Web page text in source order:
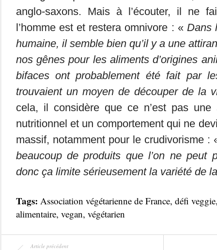
anglo-saxons. Mais à l’écouter, il ne
l’homme est et restera omnivore : « Dans
humaine, il semble bien qu’il y a une
nos gênes pour les aliments d’origines
bifaces ont probablement été fait par
trouvaient un moyen de découper de la
cela, il considère que ce n’est pas
nutritionnel et un comportement qui ne
massif, notamment pour le crudivorisme :
beaucoup de produits que l’on ne peut
donc ça limite sérieusement la variété de
Tags: Association végétarienne de France, défi veggie
alimentaire, vegan, végétarien
Article précédent